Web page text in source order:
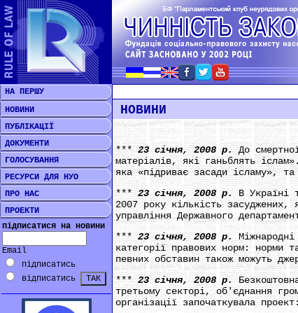
НА ПЕРШУ
НОВИНИ
ПУБЛІКАЦІЇ
ДОКУМЕНТИ
ГОЛОСУВАННЯ
РЕСУРСИ ДЛЯ НУО
ПРО НАС
ПРОЕКТИ
підписатися на новини
Email
підписатись
відписатись
НОВИНИ
***23 січня, 2008 р.До
матеріалів, які ганьблять
яка «підриває засади ісламу»,
***23 січня, 2008 р. В Україні
2007 року кількість засуджених,
управління Державного
***23 січня, 2008 р.
категорії правових норм: норми
певних обставин також можуть
***23 січня, 2008 р.
третьому секторі, об'єднання
організації започаткувала